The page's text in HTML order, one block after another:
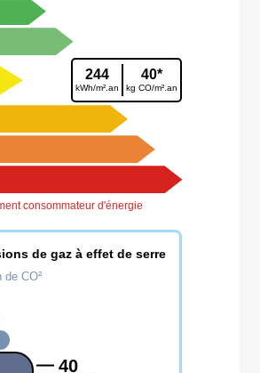
244
kWh/m².an
40*
kg CO/m².an
consommateur d'énergie
de gaz à effet de serre
de CO²
40